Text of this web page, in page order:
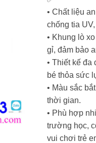
• Chất liệu
chống tia
• Khung lò
gỉ, đảm bảo
• Thiết kế
bé thỏa sức
• Màu sắc
thời gian.
• Phù hợp
trường học,
vui chơi trẻ